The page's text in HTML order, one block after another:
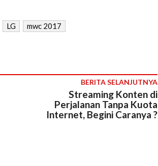
LG mwc 2017
BERITA SELANJUTNYA
Streaming Konten di
Perjalanan Tanpa Kuota
Internet, Begini Caranya ?